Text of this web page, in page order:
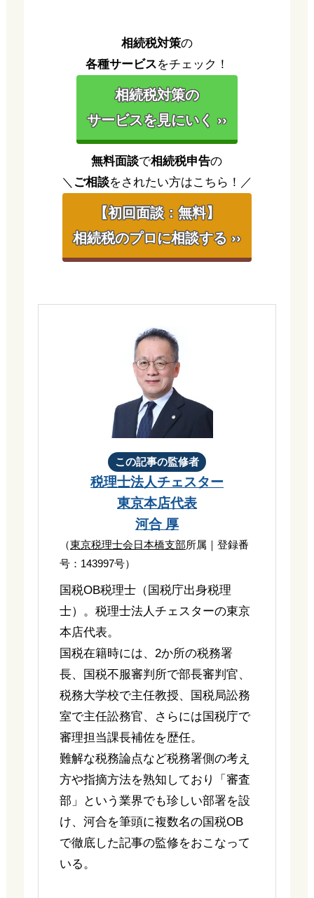
相続税対策の
各種サービスをチェック！
相続税対策の
サービスを見にいく ››
無料面談で相続税申告の
＼ ご相談をされたい方はこちら！／
【初回面談：無料】
相続税のプロに相談する ››
この記事の監修者
税理士法人チェスター
東京本店代表
河合 厚
（東京税理士会日本橋支部所属｜登録番
号：143997号）
国税OB税理士（国税庁出身税理
士）。税理士法人チェスターの東京
本店代表。
国税在籍時には、2か所の税務署
長、国税不服審判所で部長審判官、
税務大学校で主任教授、国税局訟務
室で主任訟務官、さらには国税庁で
審理担当課長補佐を歴任。
難解な税務論点など税務署側の考え
方や指摘方法を熟知しており「審査
部」という業界でも珍しい部署を設
け、河合を筆頭に複数名の国税OB
で徹底した記事の監修をおこなって
いる。